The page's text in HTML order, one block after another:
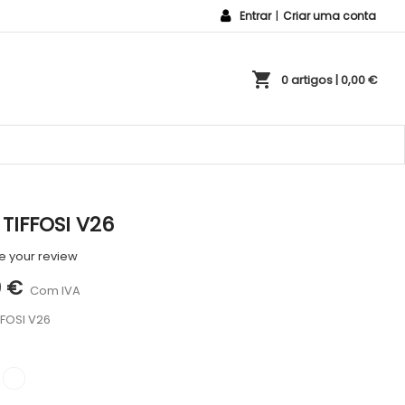
Entrar | Criar uma conta
shopping_cart 0 artigos| 0,00 €
V26
your review
€ Com IVA
V26